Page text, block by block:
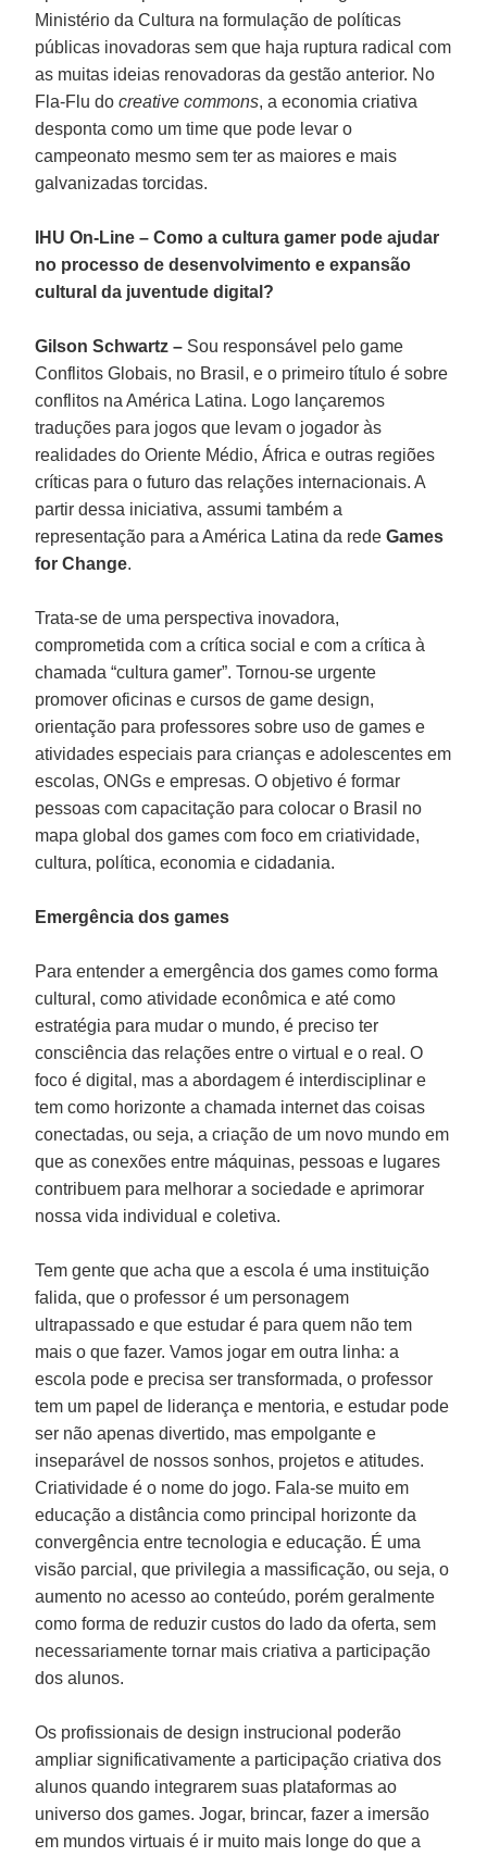
Ministério da Cultura na formulação de políticas
públicas inovadoras sem que haja ruptura radical com
as muitas ideias renovadoras da gestão anterior. No
Fla-Flu docreative commons, a economia criativa
desponta como um time que pode levar o
campeonato mesmo sem ter as maiores e mais
galvanizadas torcidas.
IHU On-Line – Como a cultura gamer pode ajudar
no processo de desenvolvimento e expansão
cultural da juventude digital?
Gilson Schwartz – Sou responsável pelo game
Conflitos Globais, no Brasil, e o primeiro título é sobre
conflitos na América Latina. Logo lançaremos
traduções para jogos que levam o jogador às
realidades do Oriente Médio, África e outras regiões
críticas para o futuro das relações internacionais. A
partir dessa iniciativa, assumi também a
representação para a América Latina da redeGames
for Change.
Trata-se de uma perspectiva inovadora,
comprometida com a crítica social e com a crítica à
chamada “cultura gamer”. Tornou-se urgente
promover oficinas e cursos de game design,
orientação para professores sobre uso de games e
atividades especiais para crianças e adolescentes em
escolas, ONGs e empresas. O objetivo é formar
pessoas com capacitação para colocar o Brasil no
mapa global dos games com foco em criatividade,
cultura, política, economia e cidadania.
Emergência dos games
Para entender a emergência dos games como forma
cultural, como atividade econômica e até como
estratégia para mudar o mundo, é preciso ter
consciência das relações entre o virtual e o real. O
foco é digital, mas a abordagem é interdisciplinar e
tem como horizonte a chamada internet das coisas
conectadas, ou seja, a criação de um novo mundo em
que as conexões entre máquinas, pessoas e lugares
contribuem para melhorar a sociedade e aprimorar
nossa vida individual e coletiva.
Tem gente que acha que a escola é uma instituição
falida, que o professor é um personagem
ultrapassado e que estudar é para quem não tem
mais o que fazer. Vamos jogar em outra linha: a
escola pode e precisa ser transformada, o professor
tem um papel de liderança e mentoria, e estudar pode
ser não apenas divertido, mas empolgante e
inseparável de nossos sonhos, projetos e atitudes.
Criatividade é o nome do jogo. Fala-se muito em
educação a distância como principal horizonte da
convergência entre tecnologia e educação. É uma
visão parcial, que privilegia a massificação, ou seja, o
aumento no acesso ao conteúdo, porém geralmente
como forma de reduzir custos do lado da oferta, sem
necessariamente tornar mais criativa a participação
dos alunos.
Os profissionais de design instrucional poderão
ampliar significativamente a participação criativa dos
alunos quando integrarem suas plataformas ao
universo dos games. Jogar, brincar, fazer a imersão
em mundos virtuais é ir muito mais longe do que a